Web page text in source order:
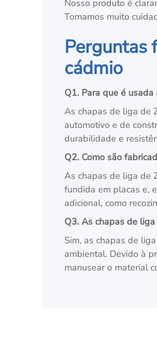
Nosso produto é
Tomamos muito
Perguntas
cádmio
Q1. Para que é
As chapas de liga de
automotivo e de
durabilidade e
Q2. Como são
As chapas de liga de
fundida em placas e,
adicional, como
Q3. As chapas de
Sim, as chapas de
ambiental. Devido à
manusear o material